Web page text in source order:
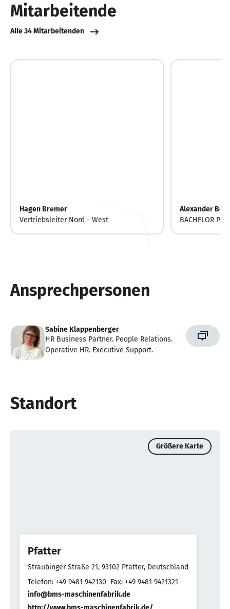
Mitarbeitende
Alle 34 Mitarbeitenden
Hagen Bremer
Vertriebsleiter Nord - West
Alexander
BACHELOR
Ansprechpersonen
Sabine Klappenberger
HR Business Partner. People Relations.
Operative HR. Executive Support.
Standort
Größere Karte
Pfatter
Straubinger Straße 21, 93102 Pfatter, Deutschland
Telefon: +49 9481 942130 Fax: +49 9481 9421321
info@bms-maschinenfabrik.de